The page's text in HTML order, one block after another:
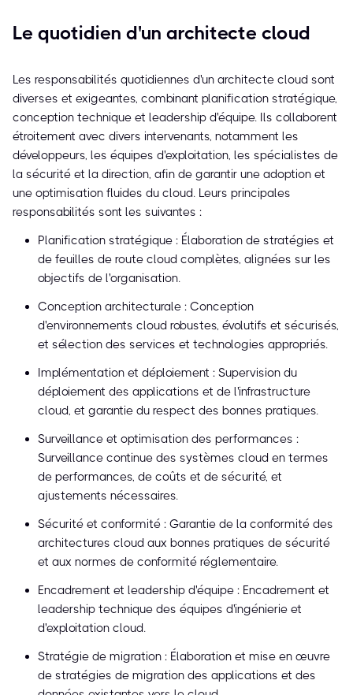
Le quotidien d'un architecte cloud
Les responsabilités quotidiennes d'un architecte cloud sont
diverses et exigeantes, combinant planification stratégique,
conception technique et leadership d'équipe. Ils collaborent
étroitement avec divers intervenants, notamment les
développeurs, les équipes d'exploitation, les spécialistes de
la sécurité et la direction, afin de garantir une adoption et
une optimisation fluides du cloud. Leurs principales
responsabilités sont les suivantes :
Planification stratégique : Élaboration de stratégies et
de feuilles de route cloud complètes, alignées sur les
objectifs de l'organisation.
Conception architecturale : Conception
d'environnements cloud robustes, évolutifs et sécurisés,
et sélection des services et technologies appropriés.
Implémentation et déploiement : Supervision du
déploiement des applications et de l'infrastructure
cloud, et garantie du respect des bonnes pratiques.
Surveillance et optimisation des performances :
Surveillance continue des systèmes cloud en termes
de performances, de coûts et de sécurité, et
ajustements nécessaires.
Sécurité et conformité : Garantie de la conformité des
architectures cloud aux bonnes pratiques de sécurité
et aux normes de conformité réglementaire.
Encadrement et leadership d'équipe : Encadrement et
leadership technique des équipes d'ingénierie et
d'exploitation cloud.
Stratégie de migration : Élaboration et mise en œuvre
de stratégies de migration des applications et des